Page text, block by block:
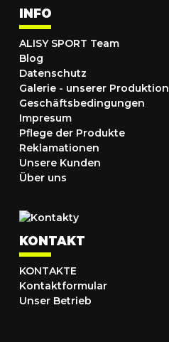
INFO
ALISY SPORT Team
Blog
Datenschutz
Galerie - unserer Produktion
Geschäftsbedingungen
Impresum
Pflege der Produkte
Reklamationen
Unsere Kunden
Über uns
KONTAKT
KONTAKTE
Kontaktformular
Unser Betrieb